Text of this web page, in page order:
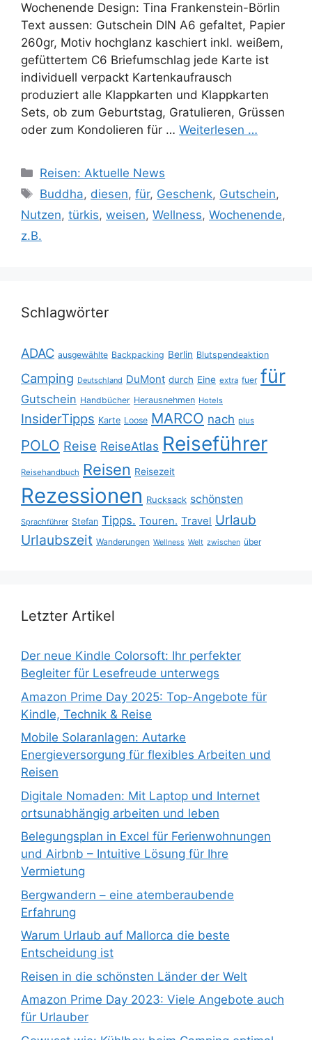
Wochenende Design: Tina Frankenstein-Börlin
Text aussen: Gutschein DIN A6 gefaltet, Papier
260gr, Motiv hochglanz kaschiert inkl. weißem,
gefüttertem C6 Briefumschlag jede Karte ist
individuell verpackt Kartenkaufrausch
produziert alle Klappkarten und Klappkarten
Sets, ob zum Geburtstag, Gratulieren, Grüssen
oder zum Kondolieren für … Weiterlesen …
Kategorien
Reisen: Aktuelle News
Schlagwörter
Buddha, diesen,für, Geschenk, Gutschein,
Nutzen, türkis, weisen, Wellness, Wochenende,
z.B.
Schlagwörter
ADAC ausgewählte Backpacking Berlin Blutspendeaktion
Camping Deutschland DuMont durch Eine extra fuer für
Gutschein Handbücher Herausnehmen Hotels
InsiderTipps Karte Loose MARCO nach plus
POLO Reise ReiseAtlas Reiseführer
Reisehandbuch Reisen Reisezeit
Rezessionen Rucksack schönsten
Sprachführer Stefan Tipps. Touren. Travel Urlaub
Urlaubszeit Wanderungen Wellness Welt zwischen über
Letzter Artikel
Der neue Kindle Colorsoft: Ihr perfekter
Begleiter für Lesefreude unterwegs
Amazon Prime Day 2025: Top-Angebote für
Kindle, Technik & Reise
Mobile Solaranlagen: Autarke
Energieversorgung für flexibles Arbeiten und
Reisen
Digitale Nomaden: Mit Laptop und Internet
ortsunabhängig arbeiten und leben
Belegungsplan in Excel für Ferienwohnungen
und Airbnb – Intuitive Lösung für Ihre
Vermietung
Bergwandern – eine atemberaubende
Erfahrung
Warum Urlaub auf Mallorca die beste
Entscheidung ist
Reisen in die schönsten Länder der Welt
Amazon Prime Day 2023: Viele Angebote auch
für Urlauber